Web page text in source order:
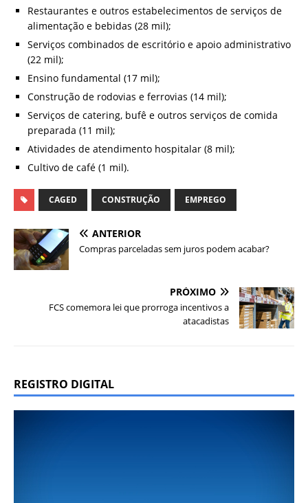
Restaurantes e outros estabelecimentos de serviços de
alimentação e bebidas (28 mil);
Serviços combinados de escritório e apoio administrativo
(22 mil);
Ensino fundamental (17 mil);
Construção de rodovias e ferrovias (14 mil);
Serviços de catering, bufê e outros serviços de comida
preparada (11 mil);
Atividades de atendimento hospitalar (8 mil);
Cultivo de café (1 mil).
CAGED CONSTRUÇÃO EMPREGO
ANTERIOR
Compras parceladas sem juros podem acabar?
PRÓXIMO
FCS comemora lei que prorroga incentivos a
atacadistas
REGISTRO DIGITAL